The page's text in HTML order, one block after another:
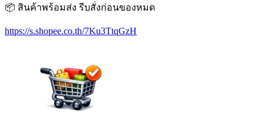
📦 สินค้าพร้อมส่ง รีบสั่งก่อนของหมด
https://s.shopee.co.th/7Ku3TtqGzH